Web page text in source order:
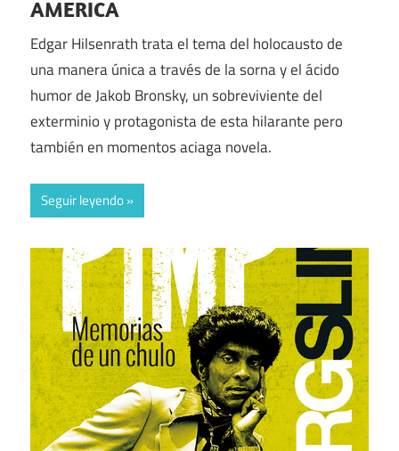
AMERICA
Edgar Hilsenrath trata el tema del holocausto de
una manera única a través de la sorna y el ácido
humor de Jakob Bronsky, un sobreviviente del
exterminio y protagonista de esta hilarante pero
también en momentos aciaga novela.
Seguir leyendo